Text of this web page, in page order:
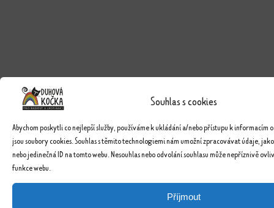
Souhlas s cookies
Abychom poskytli co nejlepší služby, používáme k ukládání a/nebo přístupu k informacím
jsou soubory cookies. Souhlas s těmito technologiemi nám umožní zpracovávat údaje,
nebo jedinečná ID na tomto webu. Nesouhlas nebo odvolání souhlasu může nepříznivě
funkce webu.
Příjmout